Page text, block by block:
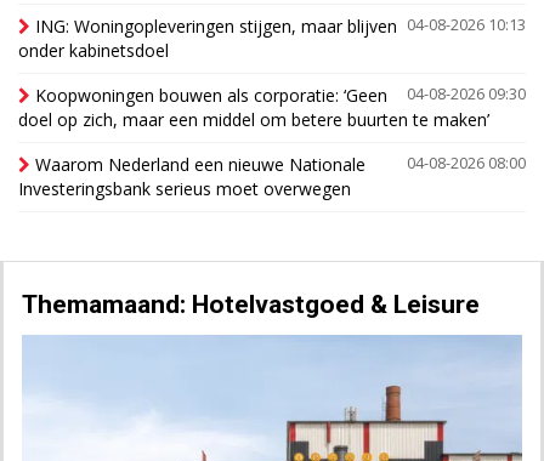
04-08-2026 10:13
ING: Woningopleveringen stijgen, maar blijven
onder kabinetsdoel
04-08-2026 09:30
Koopwoningen bouwen als corporatie: ‘Geen
doel op zich, maar een middel om betere buurten te maken’
04-08-2026 08:00
Waarom Nederland een nieuwe Nationale
Investeringsbank serieus moet overwegen
Themamaand: Hotelvastgoed & Leisure